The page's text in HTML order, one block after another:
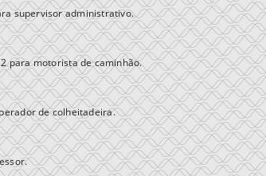
supervisor administrativo.
para motorista de caminhão.
de colheitadeira.